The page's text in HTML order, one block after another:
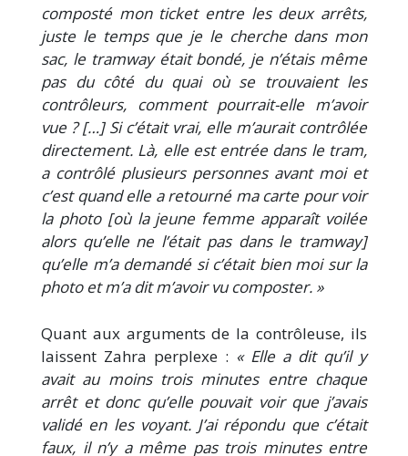
composté mon ticket entre les deux arrêts,
juste le temps que je le cherche dans mon
sac, le tramway était bondé, je n’étais même
pas du côté du quai où se trouvaient les
contrôleurs, comment pourrait-elle m’avoir
vue ? […] Si c’était vrai, elle m’aurait contrôlée
directement. Là, elle est entrée dans le tram,
a contrôlé plusieurs personnes avant moi et
c’est quand elle a retourné ma carte pour voir
la photo [où la jeune femme apparaît voilée
alors qu’elle ne l’était pas dans le tramway]
qu’elle m’a demandé si c’était bien moi sur la
photo et m’a dit m’avoir vu composter. »
Quant aux arguments de la contrôleuse, ils
laissent Zahra perplexe : « Elle a dit qu’il y
avait au moins trois minutes entre chaque
arrêt et donc qu’elle pouvait voir que j’avais
validé en les voyant. J’ai répondu que c’était
faux, il n’y a même pas trois minutes entre